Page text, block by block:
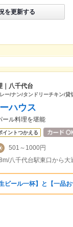
を更新する
｜八千代台
ー/ナン/タンドリーチキン/貸
ハウス
ール料理を堪能
イントつかえる
501～1000円
生ビール一杯】と【一品